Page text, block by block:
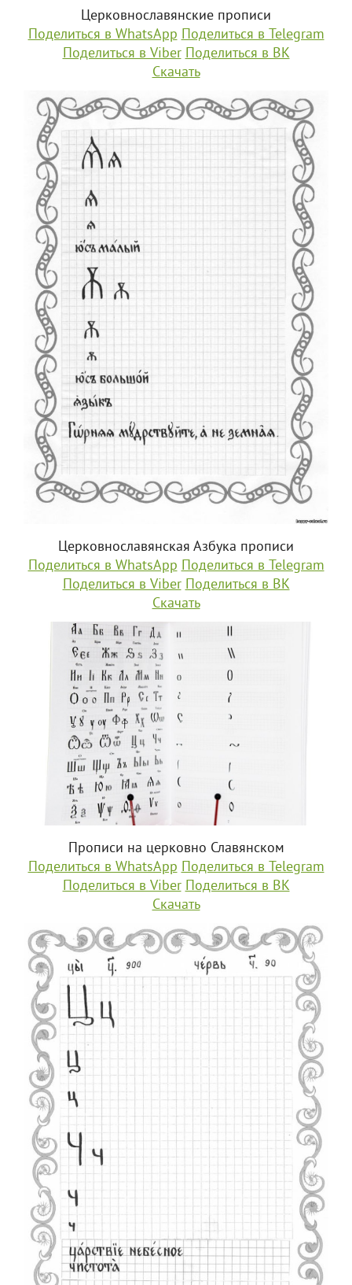
Церковнославянские прописи
Поделиться в WhatsApp Поделиться в Telegram
Поделиться в Viber Поделиться в ВК
Скачать
Церковнославянская Азбука прописи
Поделиться в WhatsApp Поделиться в Telegram
Поделиться в Viber Поделиться в ВК
Скачать
Прописи на церковно Славянском
Поделиться в WhatsApp Поделиться в Telegram
Поделиться в Viber Поделиться в ВК
Скачать